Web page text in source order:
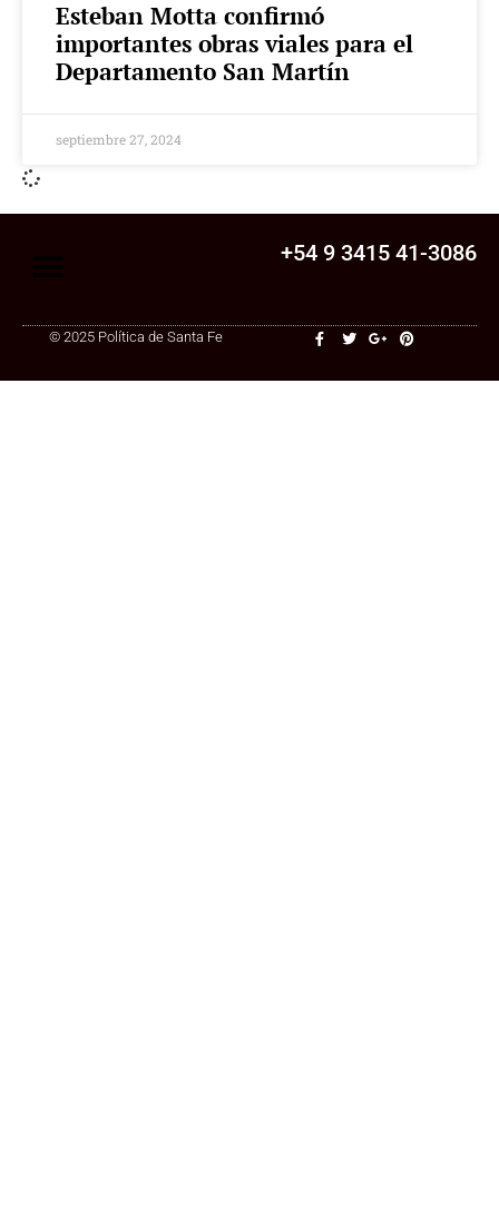
Esteban Motta confirmó
importantes obras viales para el
Departamento San Martín
septiembre 27, 2024
+54 9 3415 41-3086
© 2025 Política de Santa Fe